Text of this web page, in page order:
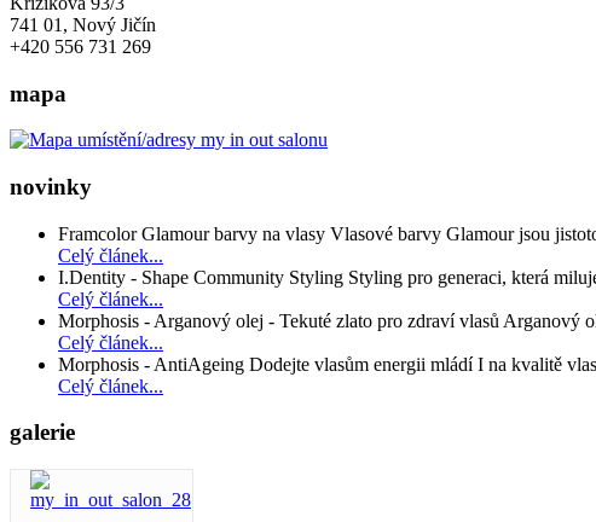
741 01, Nový Jičín
+420 556 731 269
mapa
novinky
Framcolor Glamour barvy na vlasy Vlasové barvy Glamour jsou
Celý článek...
I.Dentity - Shape Community Styling Styling pro generaci, která
Celý článek...
Morphosis - Arganový olej - Tekuté zlato pro zdraví vlasů Arganový
Celý článek...
Morphosis - AntiAgeing Dodejte vlasům energii mládí I na kvalitě
Celý článek...
galerie